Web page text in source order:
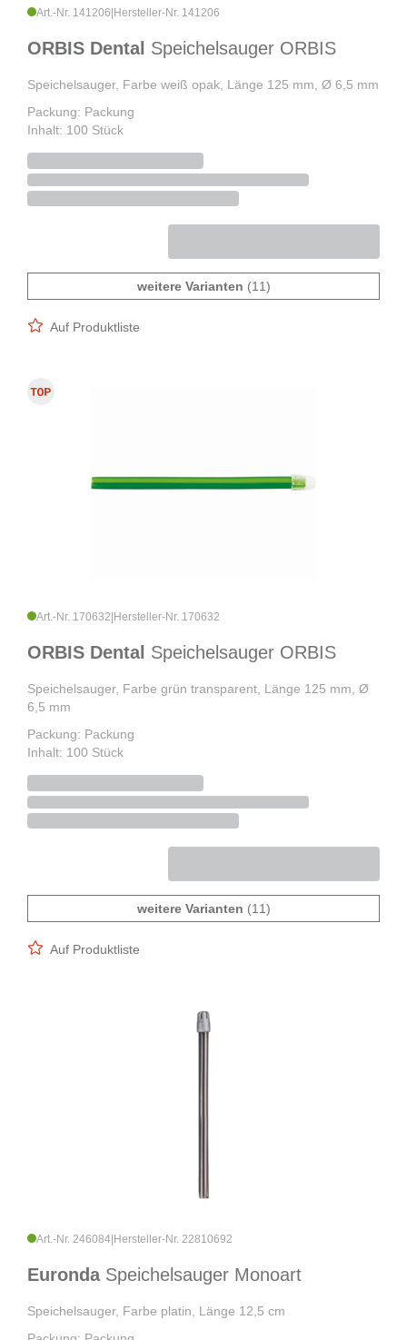
Art.-Nr. 141206 Hersteller-Nr. 141206
ORBIS Dental Speichelsauger ORBIS
Speichelsauger, Farbe weiß opak, Länge 125 mm, Ø 6,5 mm
Packung: Packung
Inhalt: 100 Stück
weitere Varianten (11)
Auf Produktliste
Art.-Nr. 170632 Hersteller-Nr. 170632
ORBIS Dental Speichelsauger ORBIS
Speichelsauger, Farbe grün transparent, Länge 125 mm, Ø
6,5 mm
Packung: Packung
Inhalt: 100 Stück
weitere Varianten (11)
Auf Produktliste
Art.-Nr. 246084 Hersteller-Nr. 22810692
Euronda Speichelsauger Monoart
Speichelsauger, Farbe platin, Länge 12,5 cm